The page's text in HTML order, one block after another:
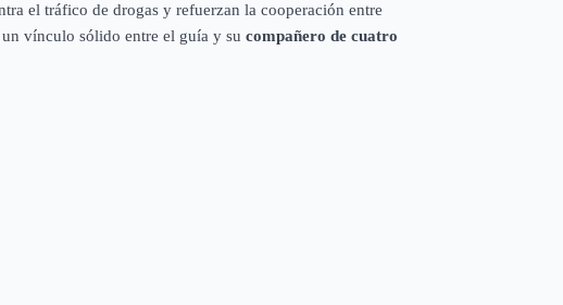
el tráfico de drogas y refuerzan la cooperación entre
vínculo sólido entre el guía y su compañero de cuatro